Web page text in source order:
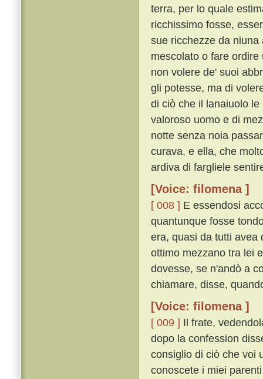
terra, per lo quale
ricchissimo fosse,
sue ricchezze da
mescolato o fare
non volere de' suoi
gli potesse, ma di
di ciò che il lanaiuolo
valoroso uomo e di
notte senza noia
curava, e ella, che
ardiva di fargliele
[Voice: filomena ]
[ 008 ] E essendosi
quantunque fosse
era, quasi da tutti avea
ottimo mezzano tra lei
dovesse, se n'andò a
chiamare, disse,
[Voice: filomena ]
[ 009 ] Il frate,
dopo la confession
consiglio di ciò che voi
conoscete i miei